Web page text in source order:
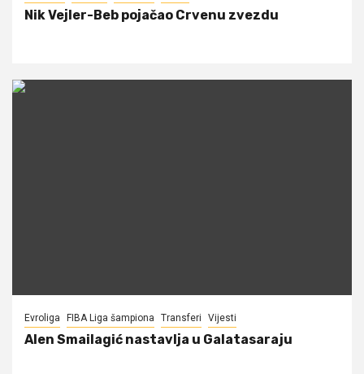
Nik Vejler-Beb pojačao Crvenu zvezdu
Evroliga FIBA Liga šampiona Transferi Vijesti
Alen Smailagić nastavlja u Galatasaraju